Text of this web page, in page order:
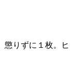
懲りずに１枚。ヒ